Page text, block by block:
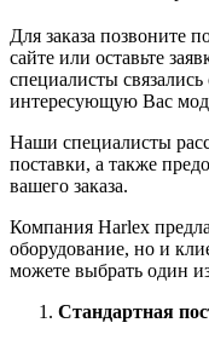
Для заказа позвоните
сайте или оставьте
специалисты
интересующую Вас
Наши специалисты
поставки, а также
вашего заказа.
Компания Harlex
оборудование, но и
можете выбрать один
Стандартная